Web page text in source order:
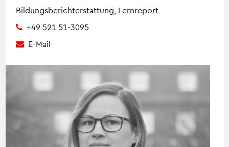
Bildungsberichterstattung, Lernreport
+49 521 51-3095
E-Mail